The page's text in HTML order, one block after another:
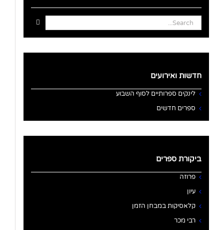
Search
for:
חדשות ואירועים
לינקים ספרותיים לסוף השבוע
ספרים חדשים
ביקורת ספרים
פרוזה
עיון
קלאסיקות במבחן הזמן
רבי מכר